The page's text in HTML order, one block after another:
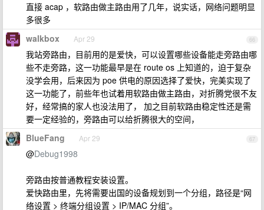
直接 acap ，软路由做主路由用了几年，说实话，网络问题明显
多很多
66
walkbox Apr 29
我站旁路由，目前用的是爱快，可以设置哪些设备能走旁路由哪
些不走旁路，这一功能最早是在 route os 上知道的，迫于复杂
没学会用，后来因为 poe 供电的原因选择了爱快，完美实现了
这一功能了，前些年也试着用软路由做主路由，对折腾党很不友
好，经常搞的家人也没法用了， 加之目前软路由稳定性还是需
要一定经验的，旁路由可以给折腾很大的空间，
67
BlueFang Apr 29
@Debug1998
旁路由按普通教程安装设置。
爱快路由里，先将需要出国的设备规划到一个分组，路径是“网
络设置 > 终端分组设置 > IP/MAC 分组”。